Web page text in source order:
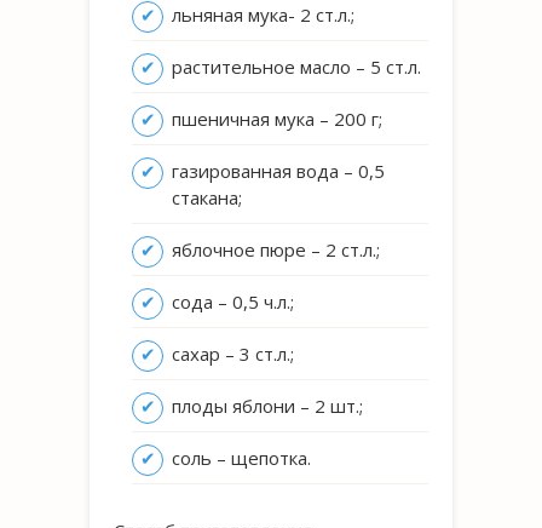
льняная мука- 2 ст.л.;
растительное масло – 5 ст.л.
пшеничная мука – 200 г;
газированная вода – 0,5
стакана;
яблочное пюре – 2 ст.л.;
сода – 0,5 ч.л.;
сахар – 3 ст.л.;
плоды яблони – 2 шт.;
соль – щепотка.